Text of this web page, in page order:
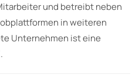
und betreibt neben
in weiteren
Unternehmen ist eine